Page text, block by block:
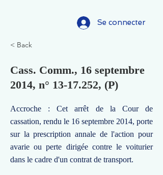
Se connecter
< Back
Cass. Comm., 16 septembre
2014, n° 13-17.252, (P)
Accroche : Cet arrêt de la Cour de
cassation, rendu le 16 septembre 2014, porte
sur la prescription annale de l'action pour
avarie ou perte dirigée contre le voiturier
dans le cadre d'un contrat de transport.